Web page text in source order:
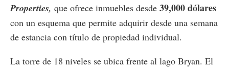
Properties, que ofrece inmuebles desde 39,000 dólares
con un esquema que permite adquirir desde una semana
de estancia con título de propiedad individual.
La torre de 18 niveles se ubica frente al lago Bryan. El